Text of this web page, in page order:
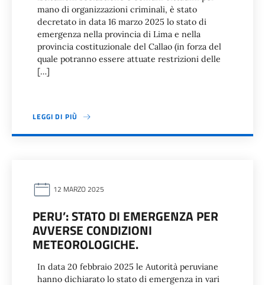
mano di organizzazioni criminali, è stato
decretato in data 16 marzo 2025 lo stato di
emergenza nella provincia di Lima e nella
provincia costituzionale del Callao (in forza del
quale potranno essere attuate restrizioni delle
[…]
LEGGI DI PIÙ
12 MARZO 2025
PERU’: STATO DI EMERGENZA PER
AVVERSE CONDIZIONI
METEOROLOGICHE.
In data 20 febbraio 2025 le Autorità peruviane
hanno dichiarato lo stato di emergenza in vari